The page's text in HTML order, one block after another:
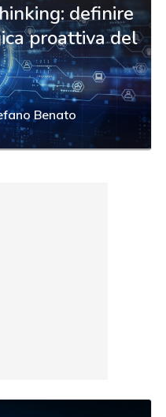
definire
proattiva del
Benato